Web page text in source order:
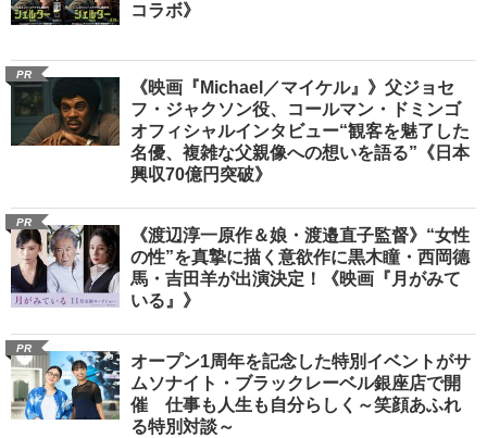
コラボ》
PR
《映画『Michael／マイケル』》父ジョセ
フ・ジャクソン役、コールマン・ドミンゴ
オフィシャルインタビュー“観客を魅了した
名優、複雑な父親像への想いを語る”《日本
興収70億円突破》
PR
《渡辺淳一原作＆娘・渡邉直子監督》“女性
の性”を真摯に描く意欲作に黒木瞳・西岡德
馬・吉田羊が出演決定！《映画『月がみて
いる』》
PR
オープン1周年を記念した特別イベントがサ
ムソナイト・ブラックレーベル銀座店で開
催 仕事も人生も自分らしく～笑顔あふれ
る特別対談～